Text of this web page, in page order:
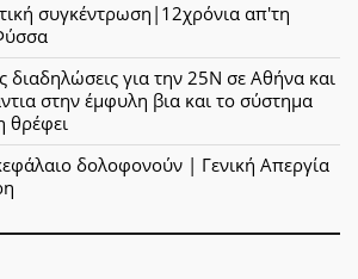
συγκέντρωση|12χρόνια απ'τη
για την 25Ν σε Αθήνα και
στην έμφυλη βια και το σύστημα
θρέφει
δολοφονούν | Γενική Απεργία